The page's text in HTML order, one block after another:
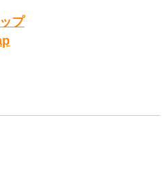
プ